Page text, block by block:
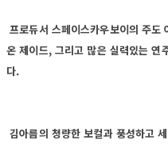
프로듀서 스페이스카우보이의 주도
온 제이드, 그리고 많은 실력있는 연
다.
김아름의 청량한 보컬과 풍성하고